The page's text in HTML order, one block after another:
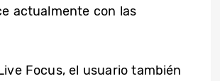
actualmente con las
Focus, el usuario también